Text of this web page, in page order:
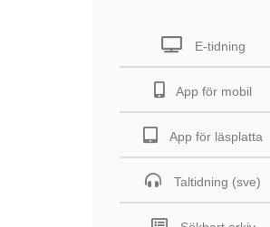
E-tidning
App för mobil
App för läsplatta
Taltidning (sve)